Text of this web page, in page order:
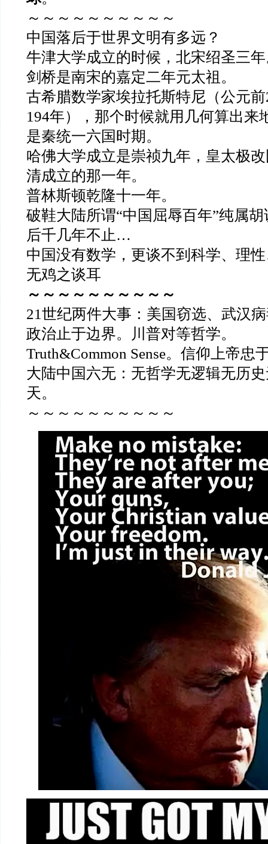
～～～～～～～～～～
中国落后于世界文明有多远？
牛津大学成立的时候，北宋绍圣三
剑桥是南宋的嘉定二年元太祖。
古希腊数学家埃拉托斯特尼（公元
194年），那个时候就用几何算出来
是秦统一六国时期。
哈佛大学成立是崇祯九年，皇太极
清成立的那一年。
普林斯顿乾隆十一年。
破鞋大陆所谓“中国屈辱百年”纯属
后千几年不止…
中国没有数学，更谈不到科学、理
无鸡之谈耳
～～～～～～～～～～
21世纪两件大事：美国窃选、武汉
政治止于边界。川普对等哲学。
Truth&Common Sense。信仰上帝忠
大陆中国六无：无哲学无逻辑无历
天。
～～～～～～～～～～